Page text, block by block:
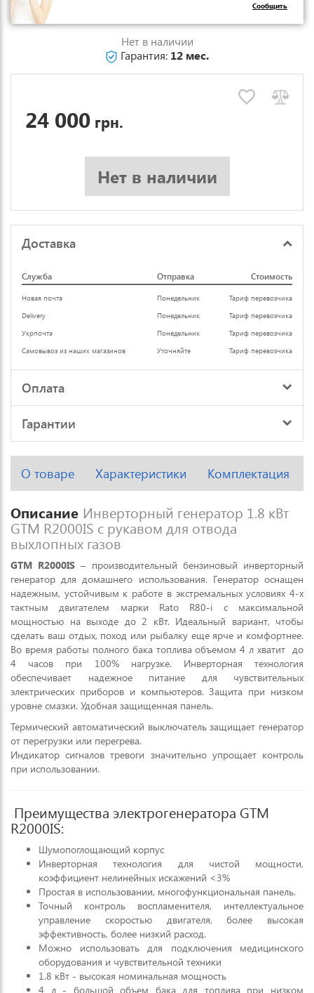
Сообщить
Нет в наличии
Гарантия: 12 мес.
24 000 грн.
Нет в наличии
Доставка
Служба Отправка Стоимость
Новая почта Понедельник
Тариф перевозчика
Delivery
Понедельник
Тариф перевозчика
Укрпочта
Понедельник
Тариф перевозчика
Самовывоз из наших магазинов
Уточняйте Тариф перевозчика
Оплата
Гарантии
О товаре Характеристики Комплектация
Описание Инверторный генератор 1.8 кВт
GTM R2000IS с рукавом для отвода
выхлопных газов
GTM R2000IS – производительный бензиновый инверторный
генератор для домашнего использования. Генератор оснащен
надежным, устойчивым к работе в экстремальных условиях 4-х
тактным двигателем марки Rato R80-i с максимальной
мощностью на выходе до 2 кВт. Идеальный вариант, чтобы
сделать ваш отдых, поход или рыбалку еще ярче и комфортнее.
Во время работы полного бака топлива объемом 4 л хватит до
4 часов при 100% нагрузке. Инверторная технология
обеспечивает надежное питание для чувствительных
электрических приборов и компьютеров. Защита при низком
уровне смазки. Удобная защищенная панель.
Термический автоматический выключатель защищает генератор
от перегрузки или перегрева.
Индикатор сигналов тревоги значительно упрощает контроль
при использовании.
Преимущества электрогенератора GTM
R2000IS:
Шумопоглощающий корпус
Инверторная технология для чистой мощности,
коэффициент нелинейных искажений <3%
Простая в использовании, многофункциональная панель.
Точный контроль воспламенителя, интеллектуальное
управление скоростью двигателя, более высокая
эффективность, более низкий расход.
Можно использовать для подключения медицинского
оборудования и чувствительной техники
1.8 кВт - высокая номинальная мощность
4 л - большой объем бака для топлива при низком